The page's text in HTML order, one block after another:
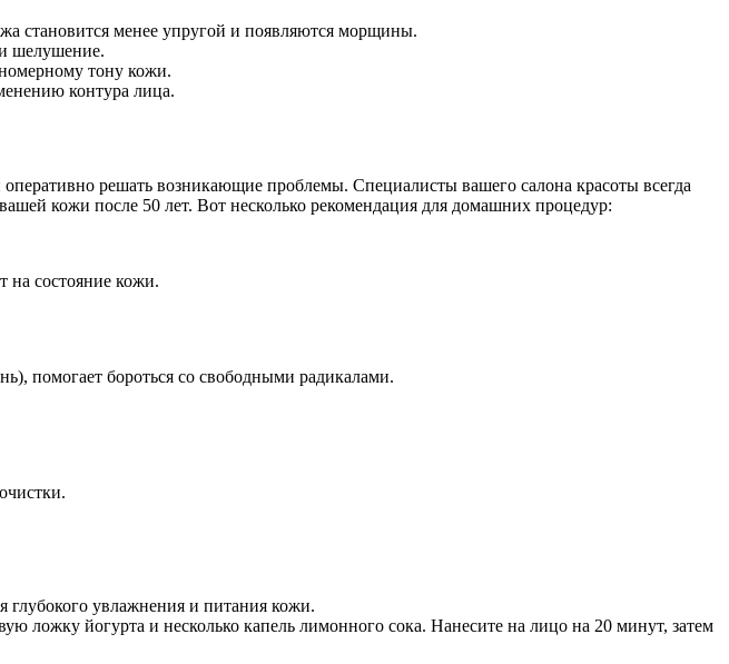
становится менее упругой и появляются морщины.
шелушение.
тону кожи.
контура лица.
решать возникающие проблемы. Специалисты вашего салона красоты всегда
кожи после 50 лет. Вот несколько рекомендация для домашних процедур:
на состояние кожи.
помогает бороться со свободными радикалами.
увлажнения и питания кожи.
йогурта и несколько капель лимонного сока. Нанесите на лицо на 20 минут, затем